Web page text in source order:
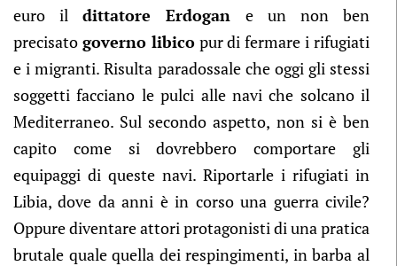
euro ildittatore Erdogan e un non ben
precisato governo libicopur di fermare i rifugiati
e i migranti. Risulta paradossale che oggi gli stessi
soggetti facciano le pulci alle navi che solcano il
Mediterraneo. Sul secondo aspetto, non si è ben
capito come si dovrebbero comportare gli
equipaggi di queste navi. Riportarle i rifugiati in
Libia, dove da anni è in corso una guerra civile?
Oppure diventare attori protagonisti di una pratica
brutale quale quella dei respingimenti, in barba al